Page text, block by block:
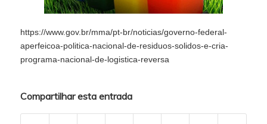
https://www.gov.br/mma/pt-br/noticias/governo-federal-
aperfeicoa-politica-nacional-de-residuos-solidos-e-cria-
programa-nacional-de-logistica-reversa
Compartilhar esta entrada